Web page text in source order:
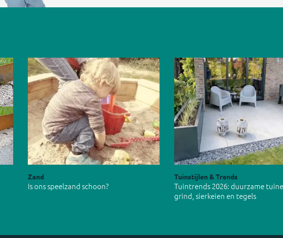
Zand
Is ons speelzand schoon?
Tuinstijlen & Trends
Tuintrends 2026: duurzame
grind, sierkeien en tegels